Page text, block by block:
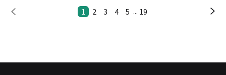
1 2 3 4 5 ... 19